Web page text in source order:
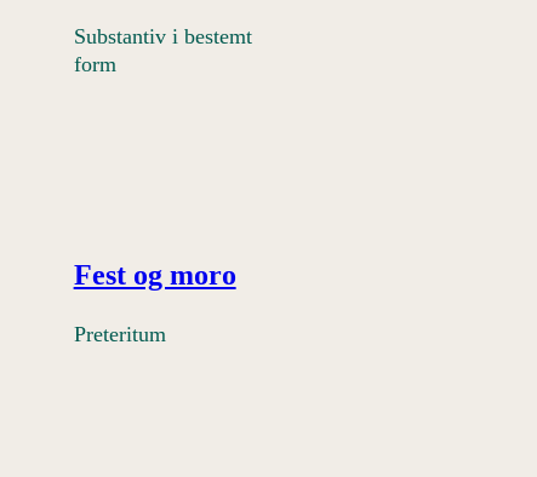
Substantiv i bestemt
form
Fest og moro
Preteritum